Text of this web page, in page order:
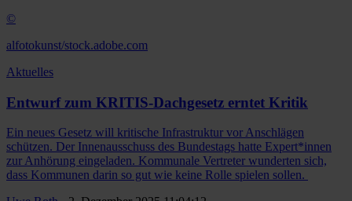
©
alfotokunst/stock.adobe.com
Aktuelles
Entwurf zum KRITIS-Dachgesetz erntet Kritik
Ein neues Gesetz will kritische Infrastruktur vor Anschlägen
schützen. Der Innenausschuss des Bundestags hatte Expert*innen
zur Anhörung eingeladen. Kommunale Vertreter wunderten sich,
dass Kommunen darin so gut wie keine Rolle spielen sollen.